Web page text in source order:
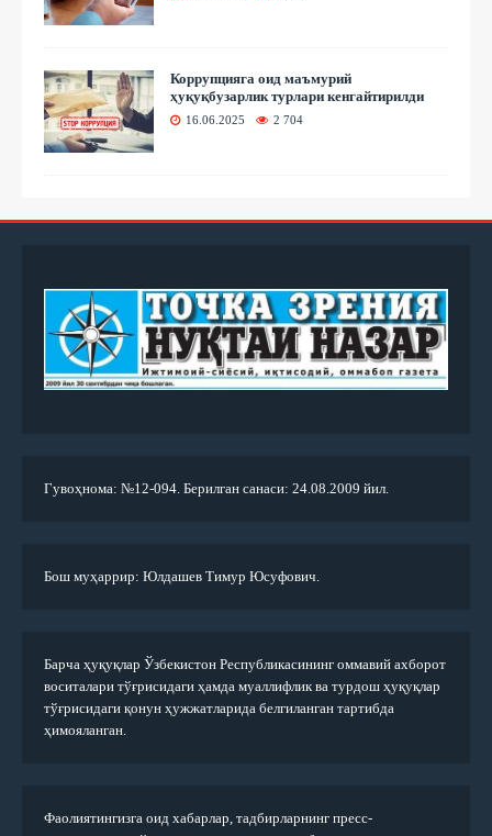
Коррупцияга оид маъмурий
ҳуқуқбузарлик турлари кенгайтирилди
16.06.2025 2 704
Гувоҳнома: №12-094. Берилган санаси: 24.08.2009 йил.
Бош муҳаррир: Юлдашев Тимур Юсуфович.
Барча ҳуқуқлар Ўзбекистон Республикасининг оммавий ахборот
воситалари тўғрисидаги ҳамда муаллифлик ва турдош ҳуқуқлар
тўғрисидаги қонун ҳужжатларида белгиланган тартибда
ҳимояланган.
Фаолиятингизга оид хабарлар, тадбирларнинг пресс-